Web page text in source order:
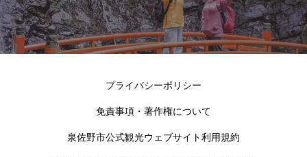
プライバシーポリシー
免責事項・著作権について
泉佐野市公式観光ウェブサイト利用規約